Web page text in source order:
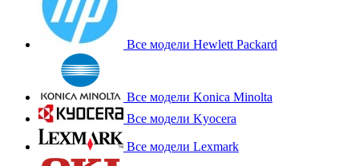
Все модели Hewlett Packard
Все модели Konica Minolta
Все модели Kyocera
Все модели Lexmark